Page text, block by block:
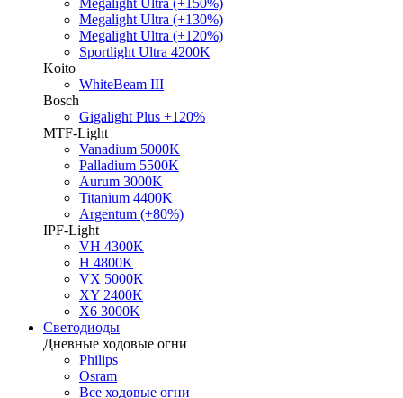
Megalight Ultra (+150%)
Megalight Ultra (+130%)
Megalight Ultra (+120%)
Sportlight Ultra 4200K
Koito
WhiteBeam III
Bosch
Gigalight Plus +120%
MTF-Light
Vanadium 5000K
Palladium 5500K
Aurum 3000K
Titanium 4400K
Argentum (+80%)
IPF-Light
VH 4300K
H 4800K
VX 5000K
XY 2400K
X6 3000K
Светодиоды
Дневные ходовые огни
Philips
Osram
Все ходовые огни